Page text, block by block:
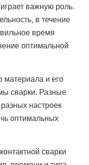
важную роль.
в течение
время
оптимальной
материала и его
сварки. Разные
настроек
оптимальных
сварки